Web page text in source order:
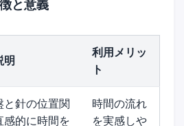
と意義
明
利用メリッ
ト
と針の位置関
感的に時間を
時間の流れ
を実感しや